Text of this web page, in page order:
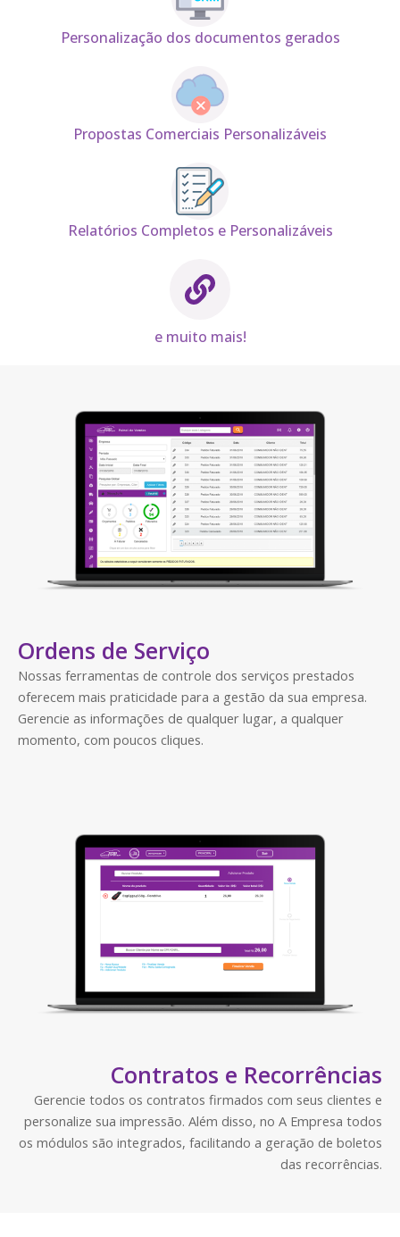
Personalização dos documentos gerados
Propostas Comerciais Personalizáveis
Relatórios Completos e Personalizáveis
e muito mais!
Ordens de Serviço
Nossas ferramentas de controle dos serviços prestados
oferecem mais praticidade para a gestão da sua empresa.
Gerencie as informações de qualquer lugar, a qualquer
momento, com poucos cliques.
Contratos e Recorrências
Gerencie todos os contratos firmados com seus clientes e
personalize sua impressão. Além disso, no A Empresa todos
os módulos são integrados, facilitando a geração de boletos
das recorrências.